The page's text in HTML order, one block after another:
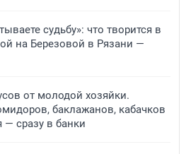
судьбу»: что творится в
на Березовой в Рязани —
от молодой хозяйки.
баклажанов, кабачков
— сразу в банки